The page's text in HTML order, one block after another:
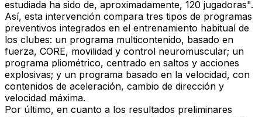
estudiada ha sido de, aproximadamente, 120 jugadoras".
Así, esta intervención compara tres tipos de programas
preventivos integrados en el entrenamiento habitual de
los clubes: un programa multicontenido, basado en
fuerza, CORE, movilidad y control neuromuscular; un
programa pliométrico, centrado en saltos y acciones
explosivas; y un programa basado en la velocidad, con
contenidos de aceleración, cambio de dirección y
velocidad máxima.
Por último, en cuanto a los resultados preliminares